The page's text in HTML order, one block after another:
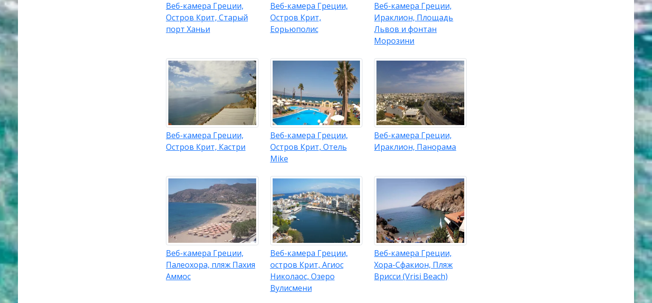
Веб-камера Греции,
Остров Крит, Старый
порт Ханьи
Веб-камера Греции,
Остров Крит,
Еорьюполис
Веб-камера Греции,
Ираклион, Площадь
Львов и фонтан
Морозини
Веб-камера Греции,
Остров Крит, Кастри
Веб-камера Греции,
Остров Крит, Отель
Mike
Веб-камера Греции,
Ираклион, Панорама
Веб-камера Греции,
Палеохора, пляж Пахия
Аммос
Веб-камера Греции,
остров Крит, Агиос
Николаос, Озеро
Вулисмени
Веб-камера Греции,
Хора-Сфакион, Пляж
Врисси (Vrisi Beach)